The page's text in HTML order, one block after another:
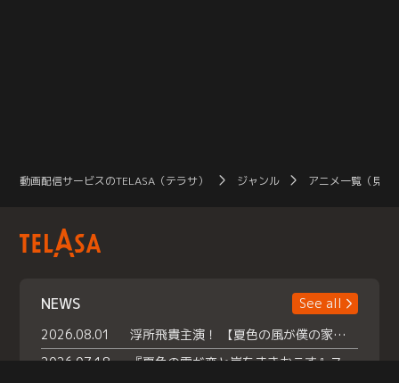
動画配信サービスのTELASA（テラサ） ジャンル アニメ一覧（見放
NEWS
See all
2026.08.01
浮所飛貴主演！ 【夏色の風が僕の家にやってきた】 本日よりテラサで独占配信スタート！
2026.07.18
『夏色の雲が恋と嵐をまきおこす』スペシャルメイキング 【Part1】2026年７月18日（土）23時30分～配信スタート！話題のシーンの裏側を大公開！豪華キャスト大集合！ 『武宮家 真夏の家族会議』開催！